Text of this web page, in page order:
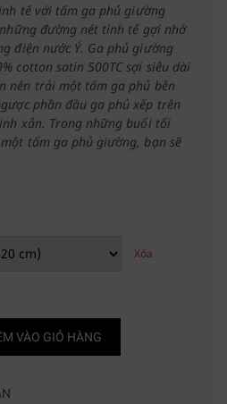
tế với tấm ga phủ giường
đường nét tinh tế gợi nhớ
điện nước Ý. Ga phủ giường
cotton satin 500TC sợi siêu dài
nên trải một tấm ga phủ bên
phần đầu ga phủ xếp trên
xắn. Trong những buổi tối
tấm ga phủ giường, bạn sẽ
Xóa
VÀO GIỎ HÀNG